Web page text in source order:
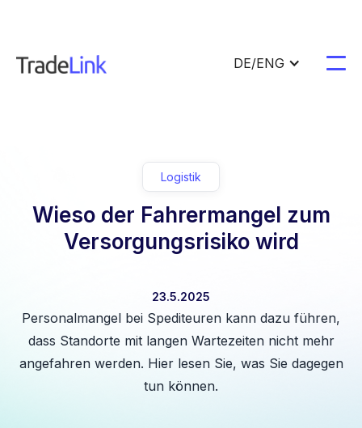
DE/ENG
Logistik
Wieso der Fahrermangel zum
Versorgungsrisiko wird
23.5.2025
Personalmangel bei Spediteuren kann dazu führen,
dass Standorte mit langen Wartezeiten nicht mehr
angefahren werden. Hier lesen Sie, was Sie dagegen
tun können.